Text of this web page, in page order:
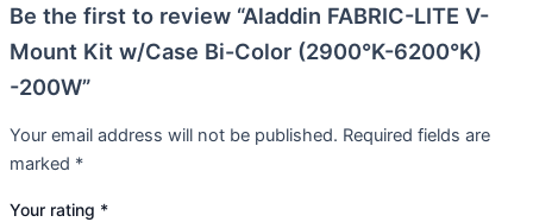
Be the first to review “Aladdin FABRIC-LITE V-
Mount Kit w/Case Bi-Color (2900°K-6200°K)
-200W”
Your email address will not be published. Required fields are
marked *
Your rating *